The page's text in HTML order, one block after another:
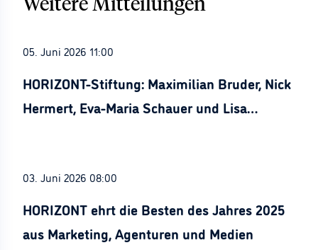
Weitere Mitteilungen
05. Juni 2026 11:00
HORIZONT-Stiftung: Maximilian Bruder, Nick
Hermert, Eva-Maria Schauer und Lisa
03. Juni 2026 08:00
HORIZONT ehrt die Besten des Jahres 2025
aus Marketing, Agenturen und Medien